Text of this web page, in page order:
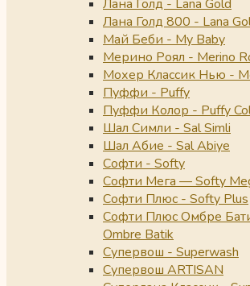
Лана Голд - Lana Gold
Лана Голд 800 - Lana
Май Беби - My Baby
Мерино Роял - Merino
Мохер Классик Нью -
Пуффи - Puffy
Пуффи Колор - Puffy
Шал Симли - Sal Simli
Шал Абие - Sal Abiye
Софти - Softy
Софти Мега — Softy
Софти Плюс - Softy Plus
Софти Плюс Омбре
Ombre Batik
Супервош - Superwash
Супервош ARTISAN